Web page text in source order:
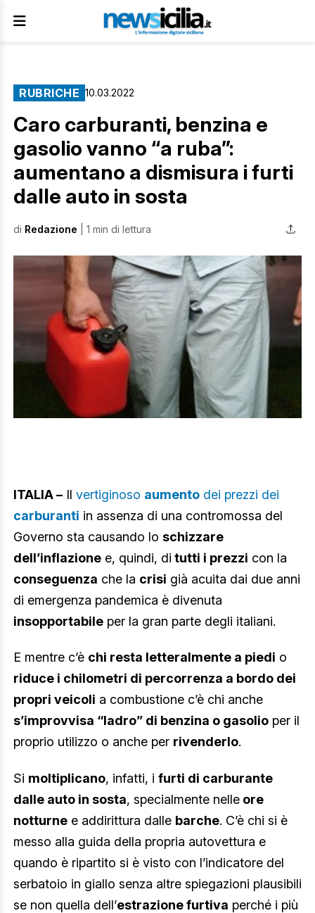
RUBRICHE 10.03.2022
Caro carburanti, benzina e
gasolio vanno “a ruba”:
aumentano a dismisura i furti
dalle auto in sosta
di Redazione | 1 min di lettura
ITALIA – Il vertiginoso aumento dei prezzi dei
carburanti in assenza di una contromossa del
Governo sta causando lo schizzare
dell’inflazione e, quindi, di tutti i prezzi con la
conseguenza che la crisi già acuita dai due anni
di emergenza pandemica è divenuta
insopportabile per la gran parte degli italiani.
E mentre c’è chi resta letteralmente a piedi o
riduce i chilometri di percorrenza a bordo dei
propri veicoli a combustione c’è chi anche
s’improvvisa “ladro” di benzina o gasolio per il
proprio utilizzo o anche per rivenderlo.
Si moltiplicano, infatti, i furti di carburante
dalle auto in sosta, specialmente nelle ore
notturne e addirittura dalle barche. C’è chi si è
messo alla guida della propria autovettura e
quando è ripartito si è visto con l’indicatore del
serbatoio in giallo senza altre spiegazioni plausibili
se non quella dell’estrazione furtiva perché i più